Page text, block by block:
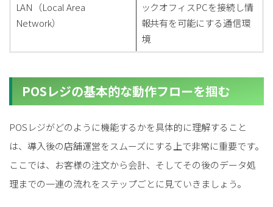
LAN（Local Area
Network）
ックオフィスPCを接続し情
報共有を可能にする通信環
境
POSレジの基本的な動作フローを掴む
POSレジがどのように機能するかを具体的に理解すること
は、導入後の店舗運営をスムーズにする上で非常に重要です。
ここでは、お客様の注文から会計、そしてその後のデータ処
理までの一連の流れをステップごとに見ていきましょう。